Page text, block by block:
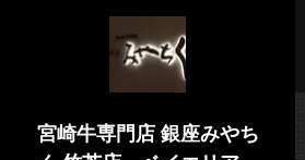
宮崎牛専門店 銀座みやち